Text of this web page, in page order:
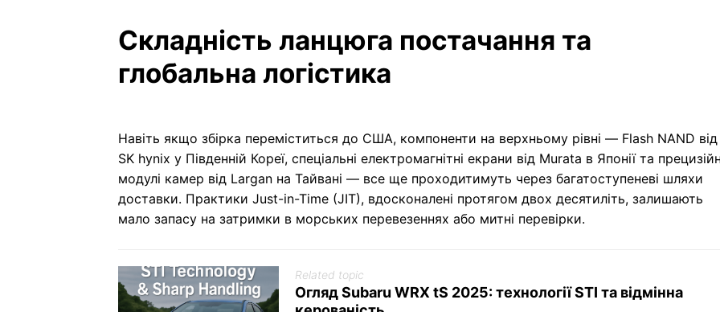
Складність ланцюга постачання та
глобальна логістика
Навіть якщо збірка переміститься до США, компоненти на верхньому рівні — Flash NAND від
SK hynix у Південній Кореї, спеціальні електромагнітні екрани від Murata в Японії та
модулі камер від Largan на Тайвані — все ще проходитимуть через багатоступеневі шляхи
доставки. Практики Just-in-Time (JIT), вдосконалені протягом двох десятиліть, залишають
мало запасу на затримки в морських перевезеннях або митні перевірки.
Related topic
Огляд Subaru WRX tS 2025: технології STI та відмінна